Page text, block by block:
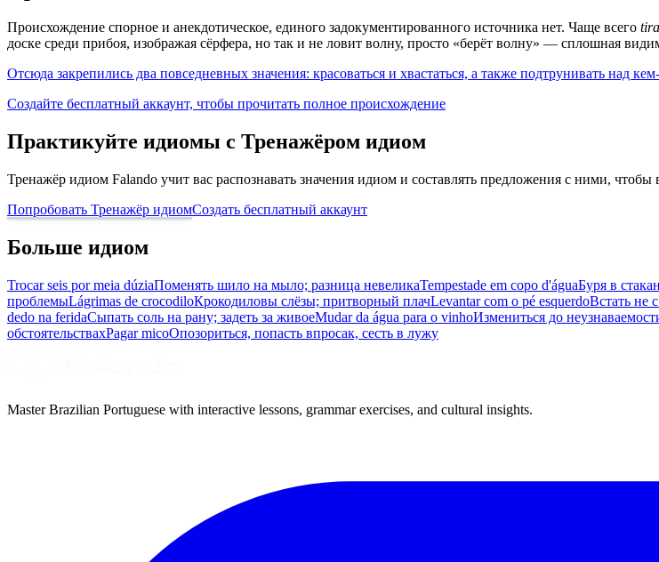
Происхождение спорное и анекдотическое, единого задокументированного источника нет. Чаще всего
доске среди прибоя, изображая сёрфера, но так и не ловит волну, просто «берёт волну» — сплошная
Отсюда закрепились два повседневных значения: красоваться и хвастаться, а также подтрунивать над
Создайте бесплатный аккаунт, чтобы прочитать полное происхождение
Практикуйте идиомы с Тренажёром идиом
Тренажёр идиом Falando учит вас распознавать значения идиом и составлять предложения с ними, чтобы
Попробовать Тренажёр идиомСоздать бесплатный аккаунт
Больше идиом
Trocar seis por meia dúziaПоменять шило на мыло; разница невеликаTempestade em copo d'águaБуря в
проблемыLágrimas de crocodiloКрокодиловы слёзы; притворный плачLevantar com o pé esquerdoВстать не
dedo na feridaСыпать соль на рану; задеть за живоеMudar da água para o vinhoИзмениться до
обстоятельствахPagar micoОпозориться, попасть впросак, сесть в лужу
Master Brazilian Portuguese with interactive lessons, grammar exercises, and cultural insights.